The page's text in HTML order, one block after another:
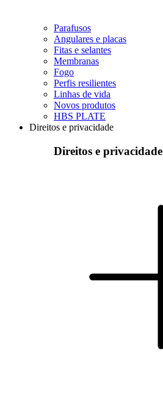
Parafusos
Angulares e placas
Fitas e selantes
Membranas
Fogo
Perfis resilientes
Linhas de vida
Novos produtos
HBS PLATE
Direitos e privacidade
Direitos e privacidade